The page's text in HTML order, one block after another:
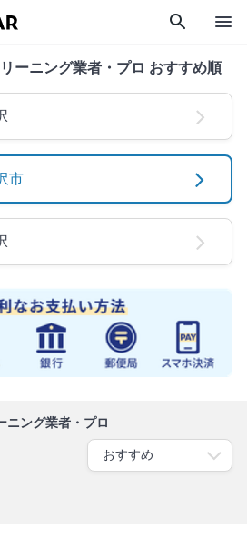
search menu
ーニング業者・プロ おすすめ順
市
ニング業者・プロ